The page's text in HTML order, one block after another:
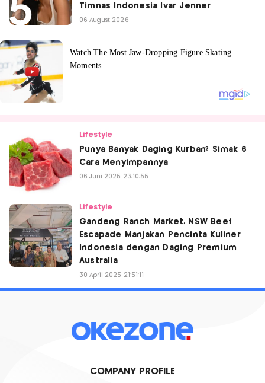
Timnas Indonesia Ivar Jenner
06 August 2026
Lifestyle
Punya Banyak Daging Kurban? Simak 6
Cara Menyimpannya
06 Juni 2025 23:10:55
Lifestyle
Gandeng Ranch Market, NSW Beef
Escapade Manjakan Pencinta Kuliner
Indonesia dengan Daging Premium
Australia
30 April 2025 21:51:11